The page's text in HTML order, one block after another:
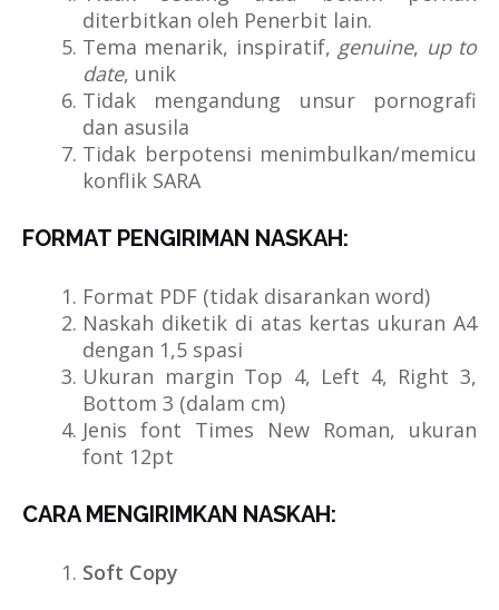
diterbitkan oleh Penerbit lain.
Tema menarik, inspiratif, genuine, up to
date, unik
Tidak mengandung unsur pornografi
dan asusila
Tidak berpotensi menimbulkan/memicu
konflik SARA
FORMAT PENGIRIMAN NASKAH:
Format PDF (tidak disarankan word)
Naskah diketik di atas kertas ukuran A4
dengan 1,5 spasi
Ukuran margin Top 4, Left 4, Right 3,
Bottom 3 (dalam cm)
Jenis font Times New Roman, ukuran
font 12pt
CARA MENGIRIMKAN NASKAH:
Soft Copy